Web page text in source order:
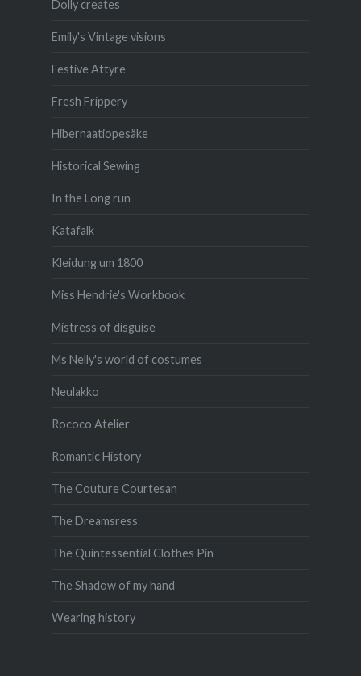
Dolly creates
Emily's Vintage visions
Festive Attyre
Fresh Frippery
Hibernaatiopesäke
Historical Sewing
In the Long run
Katafalk
Kleidung um 1800
Miss Hendrie's Workbook
Mistress of disguise
Ms Nelly's world of costumes
Neulakko
Rococo Atelier
Romantic History
The Couture Courtesan
The Dreamsress
The Quintessential Clothes Pin
The Shadow of my hand
Wearing history